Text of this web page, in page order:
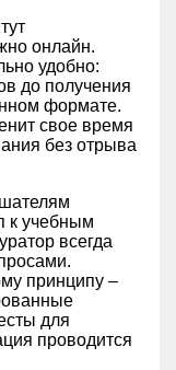
онлайн.
удобно:
до получения
формате.
свое время
без отрыва
к учебным
всегда
принципу –
для
проводится